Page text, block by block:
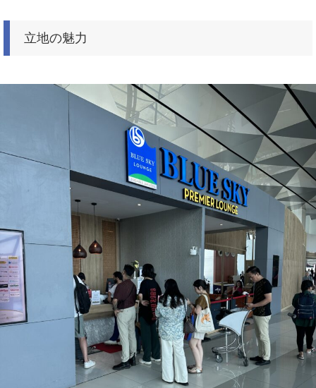
立地の魅力